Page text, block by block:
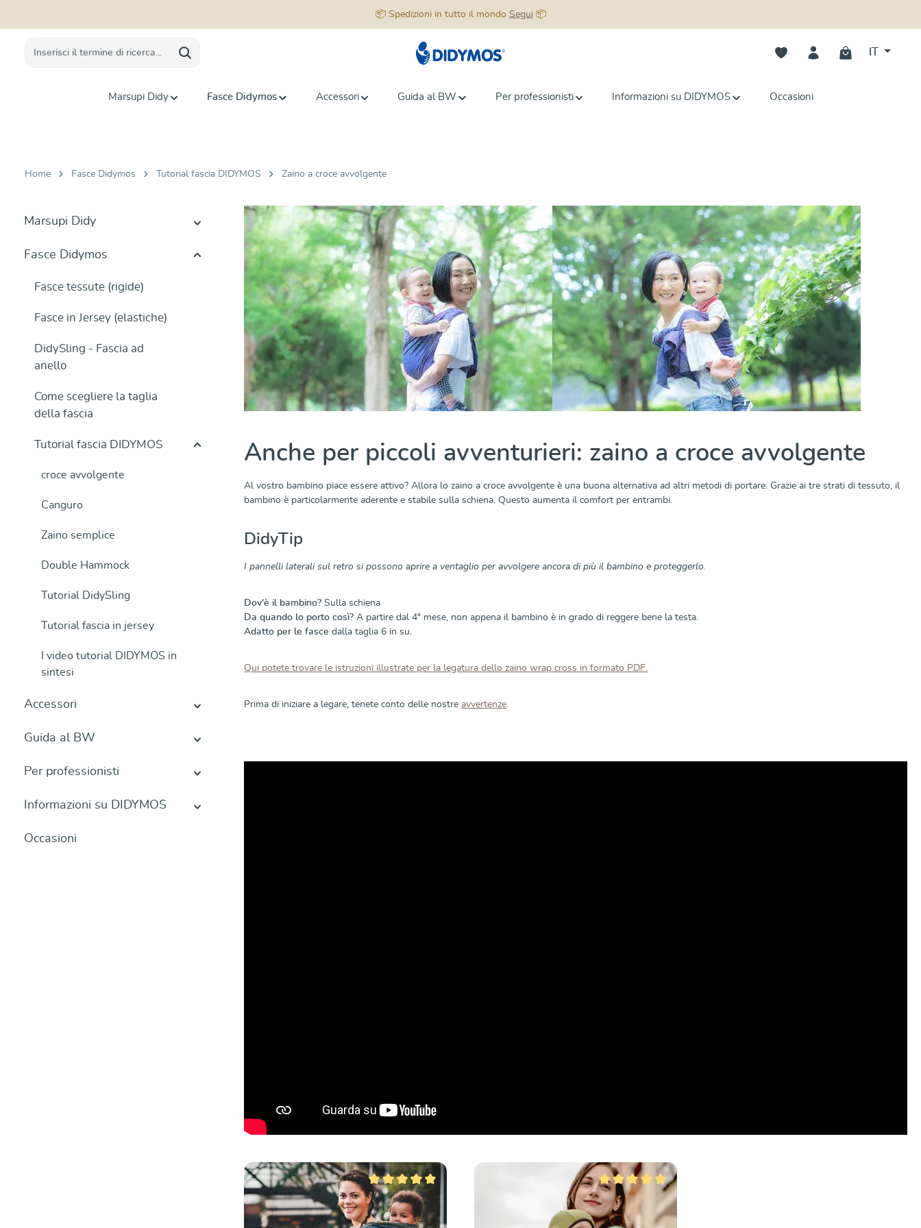
📦 Spedizioni in tutto il mondo Segui📦
Hai 0 articoli nella lista dei
Marsupi Didy Fasce Didymos Accessori Guida al BW Per professionisti Informazioni su DIDYMOS Occasioni
Home Fasce Didymos Tutorial fascia DIDYMOS Zaino a croce avvolgente
Marsupi Didy
Fasce Didymos
Fasce tessute (rigide)
Fasce in Jersey (elastiche)
DidySling - Fascia ad
anello
Come scegliere la taglia
della fascia
Tutorial fascia DIDYMOS
croce avvolgente
Canguro
Zaino semplice
Double Hammock
Tutorial DidySling
Tutorial fascia in jersey
I video tutorial DIDYMOS in
sintesi
Accessori
Guida al BW
Per professionisti
Informazioni su DIDYMOS
Occasioni
Anche per piccoli avventurieri: zaino a croce avvolgente
Al vostro bambino piace essere attivo? Allora lo zaino a croce avvolgente è una buona alternativa ad altri metodi di portare. Grazie ai tre strati di tessuto, il
bambino è particolarmente aderente e stabile sulla schiena. Questo aumenta il comfort per entrambi.
DidyTip
I pannelli laterali sul retro si possono aprire a ventaglio per avvolgere ancora di più il bambino e proteggerlo.
Dov'è il bambino? Sulla schiena
Da quando lo porto così? A partire dal 4° mese, non appena il bambino è in grado di reggere bene la testa.
Adatto per le fasce dalla taglia 6 in su.
Qui potete trovare le istruzioni illustrate per la legatura dello zaino wrap cross in formato PDF.
Prima di iniziare a legare, tenete conto delle nostre avvertenze.
Salta la galleria dei prodotti
Valutazione media di 5 su 5 stelle Valutazione media di 5 su 5 stelle